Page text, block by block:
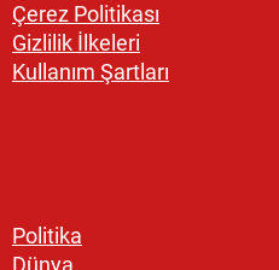
Çerez Politikası
Gizlilik İlkeleri
Kullanım Şartları
Politika